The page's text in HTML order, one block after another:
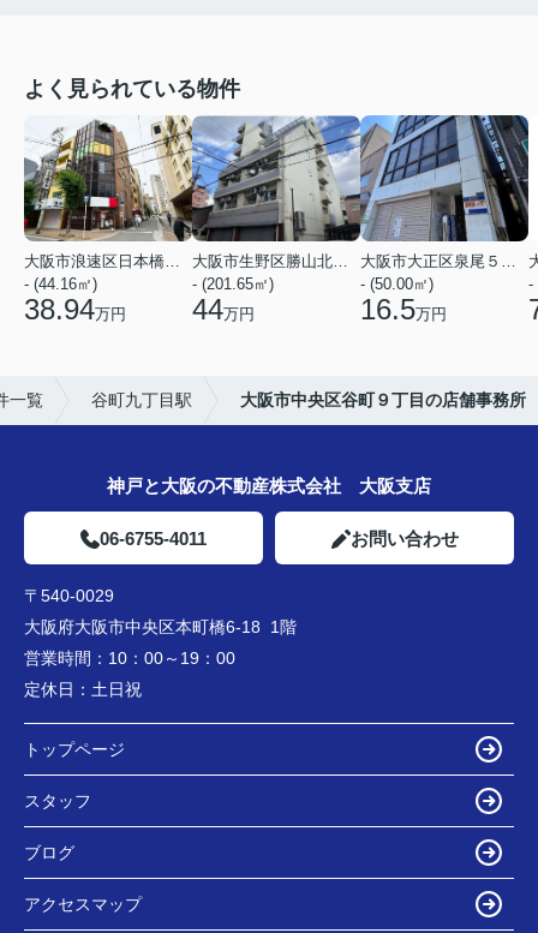
よく見られている物件
大阪市浪速区日本橋３丁目
- (44.16㎡)
38.94万円
大阪市生野区勝山北１丁目
- (201.65㎡)
44万円
大阪市大正区泉尾５丁目
- (50.00㎡)
16.5万円
-
一覧 谷町九丁目駅 大阪市中央区谷町９丁目の店舗事務所
神戸と大阪の不動産株式会社 大阪支店
06-6755-4011 お問い合わせ
〒540-0029
大阪府大阪市中央区本町橋6-18 1階
営業時間： 10：00～19：00
定休日： 土日祝
トップページ
スタッフ
ブログ
アクセスマップ